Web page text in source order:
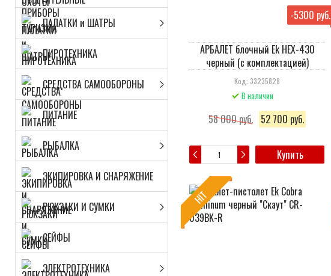
ПАЛАТКИ и ШАТРЫ
ПИРОТЕХНИКА
СРЕДСТВА САМООБОРОНЫ
ПИТАНИЕ
РЫБАЛКА
ЭКИПИРОВКА И СНАРЯЖЕНИЕ
РЮКЗАКИ И СУМКИ
СЕЙФЫ
ЭЛЕКТРОТЕХНИКА
-5300 руб.
АРБАЛЕТ блочный Ek HEX-430
черный (c комплектацией)
Код: 33235828
В наличии
58 000 руб. 52 700 руб.
Купить
HIT